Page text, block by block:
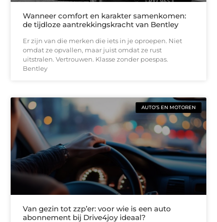
Wanneer comfort en karakter samenkomen:
de tijdloze aantrekkingskracht van Bentley
Er zijn van die merken die iets in je oproepen. Niet
omdat ze opvallen, maar juist omdat ze rust
uitstralen. Vertrouwen. Klasse zonder poespas.
Bentley
AUTO’S EN MOTOREN
Van gezin tot zzp’er: voor wie is een auto
abonnement bij Drive4joy ideaal?